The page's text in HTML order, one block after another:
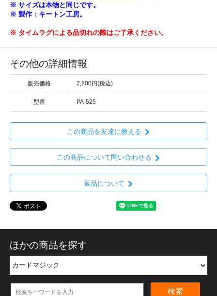
※ サイズは本物と同じです。
※ 製作：キートン工房。
※ タイムラグによる品切れの際はご了承ください。
その他の詳細情報
販売価格 2,200円(税込)
型番 PA-525
この商品を友達に教える
この商品について問い合わせる
返品について
ほかの商品を探す
検索